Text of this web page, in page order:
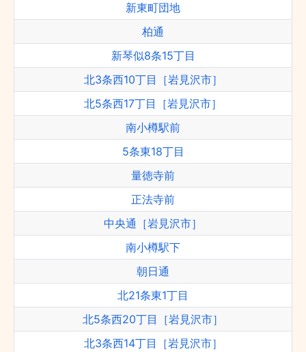
新東町団地
柏通
新琴似8条15丁目
北3条西10丁目［岩見沢市］
北5条西17丁目［岩見沢市］
南小樽駅前
5条東18丁目
量徳寺前
正法寺前
中央通［岩見沢市］
南小樽駅下
朝日通
北21条東1丁目
北5条西20丁目［岩見沢市］
北3条西14丁目［岩見沢市］